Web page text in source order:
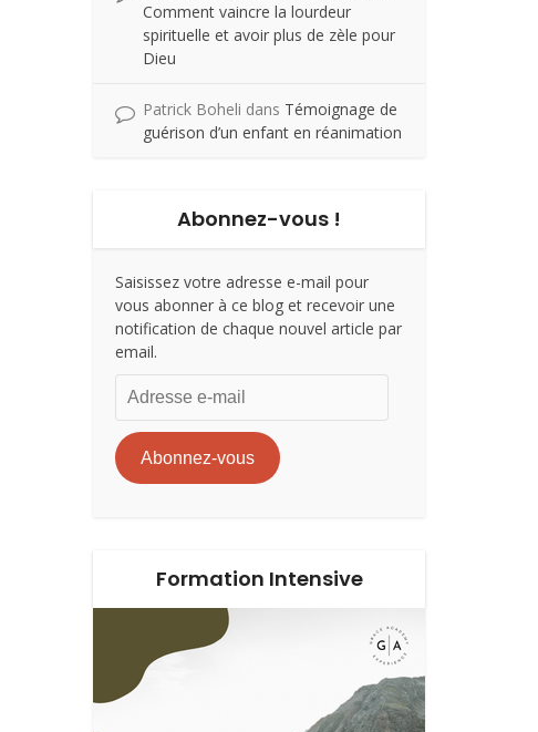
Comment vaincre la lourdeur
spirituelle et avoir plus de zèle pour
Dieu
Patrick Boheli dans Témoignage de
guérison d’un enfant en réanimation
Abonnez-vous !
Saisissez votre adresse e-mail pour
vous abonner à ce blog et recevoir une
notification de chaque nouvel article par
email.
Adresse
e-
mail
Abonnez-vous
Formation Intensive